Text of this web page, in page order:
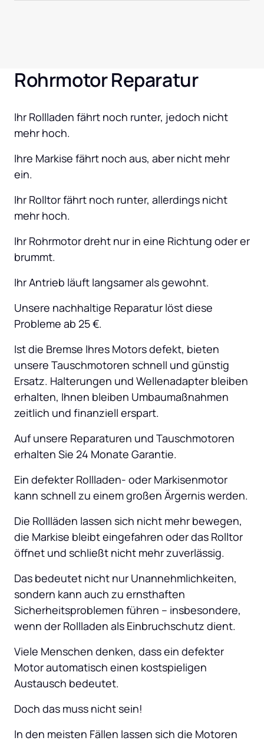
Rohrmotor Reparatur
Ihr Rollladen fährt noch runter, jedoch nicht
mehr hoch.
Ihre Markise fährt noch aus, aber nicht mehr
ein.
Ihr Rolltor fährt noch runter, allerdings nicht
mehr hoch.
Ihr Rohrmotor dreht nur in eine Richtung oder er
brummt.
Ihr Antrieb läuft langsamer als gewohnt.
Unsere nachhaltige Reparatur löst diese
Probleme ab 25 €.
Ist die Bremse Ihres Motors defekt, bieten
unsere Tauschmotoren schnell und günstig
Ersatz. Halterungen und Wellenadapter bleiben
erhalten, Ihnen bleiben Umbaumaßnahmen
zeitlich und finanziell erspart.
Auf unsere Reparaturen und Tauschmotoren
erhalten Sie 24 Monate Garantie.
Ein defekter Rollladen- oder Markisenmotor
Die Rollläden lassen sich nicht mehr bewegen,
die Markise bleibt eingefahren oder das Rolltor
öffnet und schließt nicht mehr zuverlässig.
Das bedeutet nicht nur Unannehmlichkeiten,
sondern kann auch zu ernsthaften
Sicherheitsproblemen führen – insbesondere,
wenn der Rollladen als Einbruchschutz dient.
Viele Menschen denken, dass ein defekter
Motor automatisch einen kostspieligen
Austausch bedeutet.
Doch das muss nicht sein!
In den meisten Fällen lassen sich die Motoren